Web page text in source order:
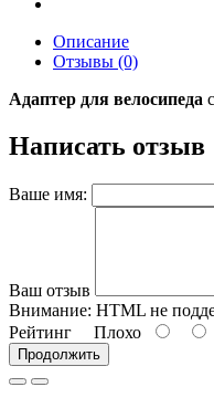
Описание
Отзывы (0)
Адаптер для велосипеда
Написать отзыв
Ваше имя:
Ваш отзыв
Внимание: HTML не
Рейтинг Плохо
Продолжить